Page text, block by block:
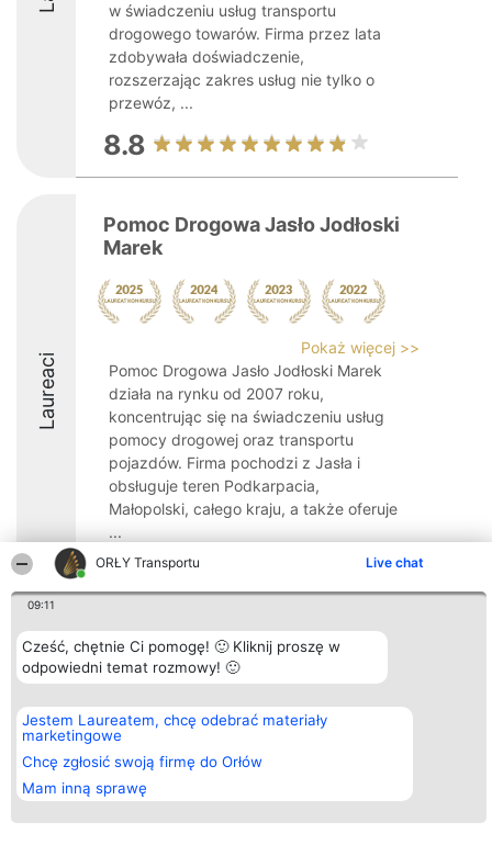
ORŁY Transportu Live chat
09:11
Cześć, chętnie Ci pomogę! 🙂 Kliknij proszę w
odpowiedni temat rozmowy! 🙂
Jestem Laureatem, chcę odebrać materiały
marketingowe
Chcę zgłosić swoją firmę do Orłów
Mam inną sprawę
w świadczeniu usług transportu
drogowego towarów. Firma przez lata
zdobywała doświadczenie,
rozszerzając zakres usług nie tylko o
przewóz, ...
8.8
Laureaci
Pomoc Drogowa Jasło Jodłoski
Marek
Pokaż więcej >>
Pomoc Drogowa Jasło Jodłoski Marek
działa na rynku od 2007 roku,
koncentrując się na świadczeniu usług
pomocy drogowej oraz transportu
pojazdów. Firma pochodzi z Jasła i
obsługuje teren Podkarpacia,
Małopolski, całego kraju, a także oferuje
...
8.5
Organizator plebiscytu
Bright Side Solutions sp. z o.
o. sp. k.
Wrocław 50-079
KRS 0000749100 | Regon
381313360 | NIP 8943132676
+48 508 492 400
Plebiscyt
Laureaci
Lista
Laureatów
Polityka
Kontakt